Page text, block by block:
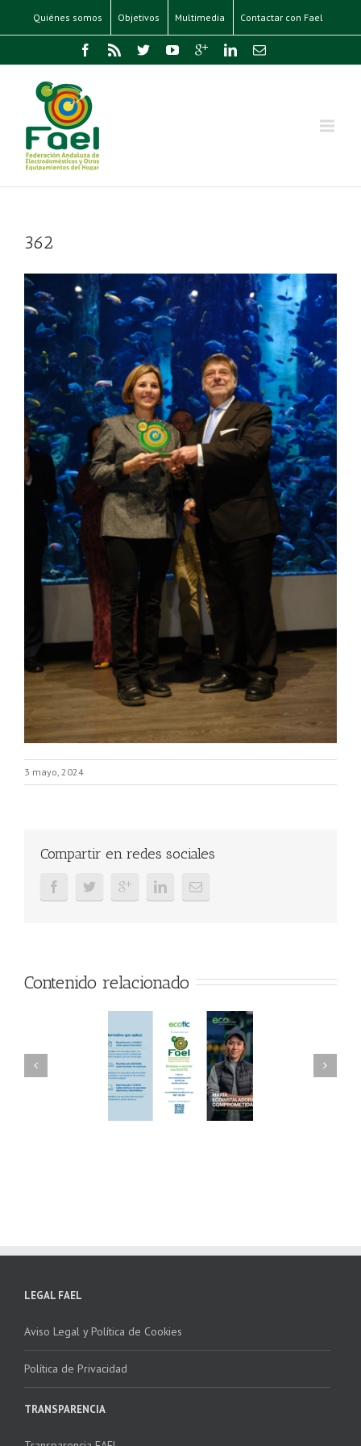
Quiénes somos Objetivos Multimedia Contactar con Fael
362
3 mayo, 2024
Compartir en redes sociales
Contenido relacionado
AAEL y
FAEL, Ecoasimelec y
Parque Joyero
Córdoba, colaboran
LEGAL FAEL
Aviso Legal y Política de Cookies
Política de Privacidad
TRANSPARENCIA